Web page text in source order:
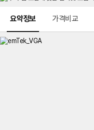
요약정보 가격비교